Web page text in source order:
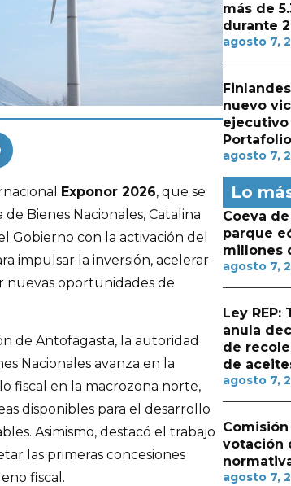
Exponor 2026, que se
Bienes Nacionales, Catalina
Gobierno con la activación del
impulsar la inversión, acelerar
nuevas oportunidades de
de Antofagasta, la autoridad
Nacionales avanza en la
fiscal en la macrozona norte,
disponibles para el desarrollo
Asimismo, destacó el trabajo
las primeras concesiones
fiscal.
más de
durante
agosto 7,
nuevo
ejecutivo
agosto 7,
Lo
Coeva
parque
millones
agosto 7,
Ley
anula
de
de
agosto 7,
votación
agosto 7,